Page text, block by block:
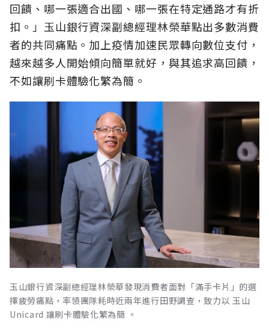
回饋、哪一張適合出國、哪一張在特定通路才有折
扣。」玉山銀行資深副總經理林榮華點出多數消費
者的共同痛點。加上疫情加速民眾轉向數位支付，
越來越多人開始傾向簡單就好，與其追求高回饋，
不如讓刷卡體驗化繁為簡。
玉山銀行資深副總經理林榮華發現消費者面對「滿手卡片」的選
擇疲勞痛點，率領團隊耗時近兩年進行田野調查，致力以 玉山
Unicard 讓刷卡體驗化繁為簡 。